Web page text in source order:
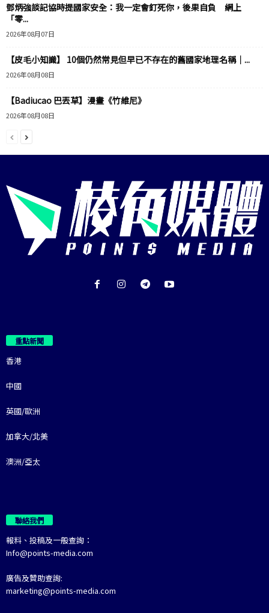
鄧炳強談記協時提國家安全：我一定會釘死你，後果自負 網上
「零...
2026年08月07日
【皮毛小知識】 10個仍然常見但早已不存在的舊國家地理名稱｜...
2026年08月08日
【Badiucao 巴丟草】漫畫《竹維尼》
2026年08月08日
重點新聞
香港
中國
英國/歐洲
加拿大/北美
澳洲/亞太
聯絡我們
報料、投稿及一般查詢：
Info@points-media.com
廣告及贊助查詢:
marketing@points-media.com